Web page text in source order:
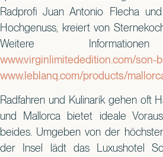
Radprofi Juan Antonio Flecha
Hochgenuss, kreiert von
Weitere
www.virginlimitededition.com/son-
www.leblanq.com/products/
Radfahren und Kulinarik gehen oft
und Mallorca bietet ideale
beides. Umgeben von der
der Insel lädt das Luxushotel